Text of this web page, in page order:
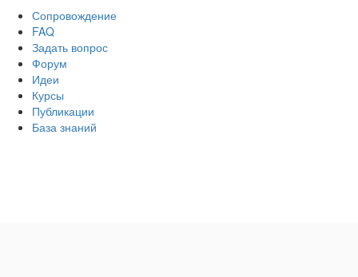
Сопровождение
FAQ
Задать вопрос
Форум
Идеи
Курсы
Публикации
База знаний